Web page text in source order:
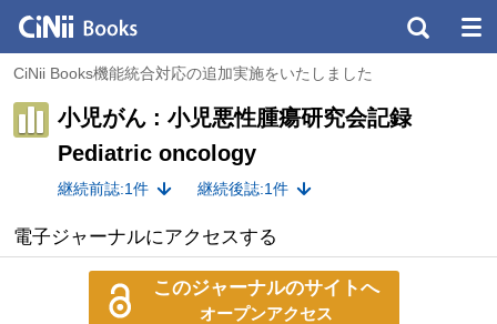
CiNii Books機能統合対応の追加実施をいたしました
小児がん : 小児悪性腫瘍研究会記録
Pediatric oncology
継続前誌:1件 継続後誌:1件
電子ジャーナルにアクセスする
このジャーナルのサイトへ
オープンアクセス